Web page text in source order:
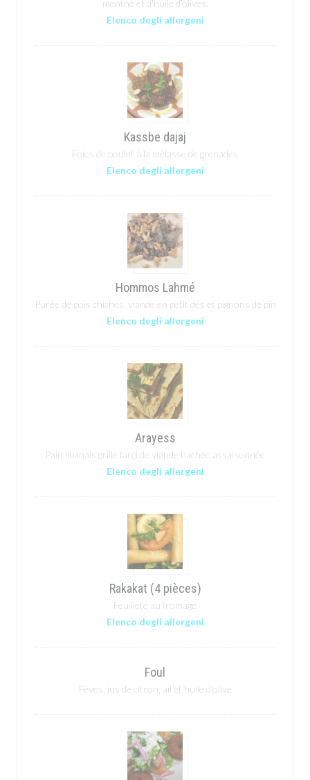
menthe et d'huile d'olives.
Elenco degli allergeni
Kassbe dajaj
Foies de poulet à la mélasse de grenades
Elenco degli allergeni
Hommos Lahmé
Purée de pois chiches, viande en petit dés et pignons de pin
Elenco degli allergeni
Arayess
Pain libanais grillé farçi de viande hachée assaisonnée
Elenco degli allergeni
Rakakat (4 pièces)
Feuilleté au fromage
Elenco degli allergeni
Foul
Fèves, jus de citron, ail et huile d'olive